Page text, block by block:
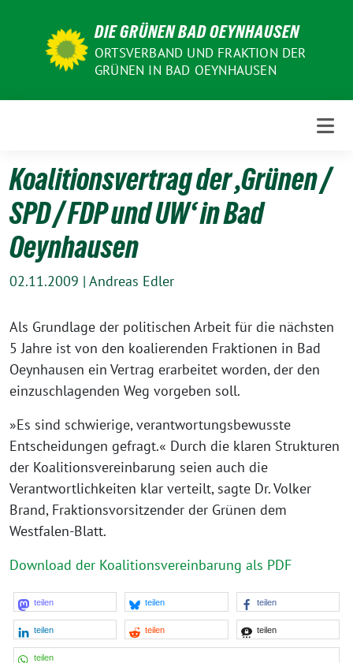
DIE GRÜNEN BAD OEYNHAUSEN
ORTSVERBAND UND FRAKTION DER
GRÜNEN IN BAD OEYNHAUSEN
Koalitionsvertrag der ‚Grünen /
SPD / FDP und UW‘ in Bad
Oeynhausen
02.11.2009 | Andreas Edler
Als Grundlage der politischen Arbeit für die nächsten
5 Jahre ist von den koalierenden Fraktionen in Bad
Oeynhausen ein Vertrag erarbeitet worden, der den
einzuschlagenden Weg vorgeben soll.
»Es sind schwierige, verantwortungsbewusste
Entscheidungen gefragt.« Durch die klaren Strukturen
der Koalitionsvereinbarung seien auch die
Verantwortlichkeiten klar verteilt, sagte Dr. Volker
Brand, Fraktionsvorsitzender der Grünen dem
Westfalen-Blatt.
Download der Koalitionsvereinbarung als PDF
teilen teilen teilen
teilen teilen teilen
teilen